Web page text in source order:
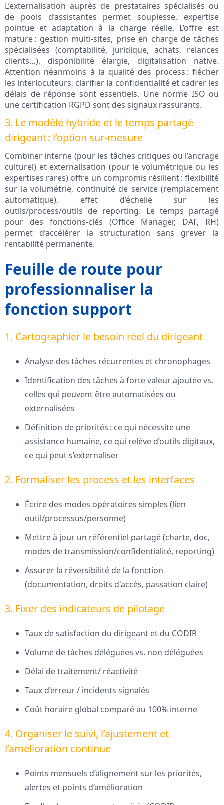
L’externalisation auprès de prestataires spécialisés ou
de pools d’assistantes permet souplesse, expertise
pointue et adaptation à la charge réelle. L’offre est
mature : gestion multi-sites, prise en charge de tâches
spécialisées (comptabilité, juridique, achats, relances
clients…), disponibilité élargie, digitalisation native.
Attention néanmoins à la qualité des process : flécher
les interlocuteurs, clarifier la confidentialité et cadrer les
délais de réponse sont essentiels. Une norme ISO ou
une certification RGPD sont des signaux rassurants.
3. Le modèle hybride et le temps partagé
dirigeant : l’option sur-mesure
Combiner interne (pour les tâches critiques ou l’ancrage
culturel) et externalisation (pour le volumétrique ou les
expertises rares) offre un compromis résilient : flexibilité
sur la volumétrie, continuité de service (remplacement
automatique), effet d’échelle sur les
outils/process/outils de reporting. Le temps partagé
pour des fonctions-clés (Office Manager, DAF, RH)
permet d’accélérer la structuration sans grever la
rentabilité permanente.
Feuille de route pour
professionnaliser la
fonction support
1. Cartographier le besoin réel du dirigeant
Analyse des tâches récurrentes et chronophages
Identification des tâches à forte valeur ajoutée vs.
celles qui peuvent être automatisées ou
externalisées
Définition de priorités : ce qui nécessite une
assistance humaine, ce qui relève d’outils digitaux,
ce qui peut s’externaliser
2. Formaliser les process et les interfaces
Écrire des modes opératoires simples (lien
outil/processus/personne)
Mettre à jour un référentiel partagé (charte, doc,
modes de transmission/confidentialité, reporting)
Assurer la réversibilité de la fonction
(documentation, droits d'accès, passation claire)
3. Fixer des indicateurs de pilotage
Taux de satisfaction du dirigeant et du CODIR
Volume de tâches déléguées vs. non déléguées
Délai de traitement/ réactivité
Taux d’erreur / incidents signalés
Coût horaire global comparé au 100% interne
4. Organiser le suivi, l’ajustement et
l’amélioration continue
Points mensuels d’alignement sur les priorités,
alertes et points d’amélioration